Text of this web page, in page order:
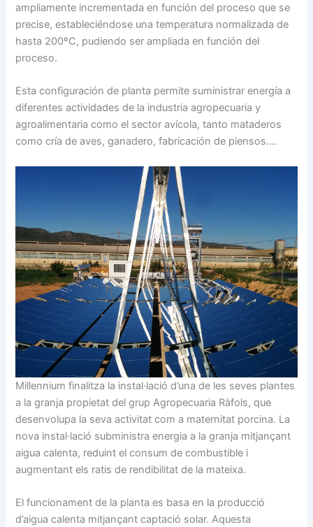
ampliamente incrementada en función del proceso que se
precise, estableciéndose una temperatura normalizada de
hasta 200ºC, pudiendo ser ampliada en función del
proceso.
Esta configuración de planta permite suministrar energía a
diferentes actividades de la industria agropecuaria y
agroalimentaria como el sector avícola, tanto mataderos
como cría de aves, ganadero, fabricación de piensos….
Millennium finalitza la instal·lació d’una de les seves plantes
a la granja propietat del grup Agropecuaria Ràfols, que
desenvolupa la seva activitat com a maternitat porcina. La
nova instal·lació subministra energia a la granja mitjançant
aigua calenta, reduint el consum de combustible i
augmentant els ratis de rendibilitat de la mateixa.
El funcionament de la planta es basa en la producció
d’aigua calenta mitjançant captació solar. Aquesta